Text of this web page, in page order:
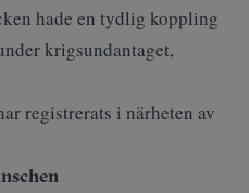
hade en tydlig koppling
krigsundantaget,
registrerats i närheten av